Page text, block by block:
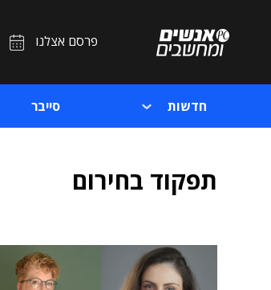
פרסם אצלנו
חדשות סייבר
תפקוד בחירום